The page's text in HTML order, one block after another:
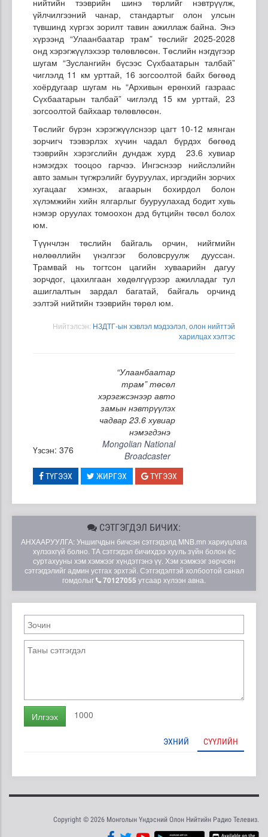
үйлчилгээний чанар, стандартыг олон улсын
түвшинд хүргэх зорилт тавин ажиллаж байна. Энэ
хүрээнд “Улаанбаатар трам” төслийг 2025-2028
онд хэрэгжүүлэхээр төлөвлөсөн. Төслийн нэгдүгээр
шугам “Зуслангийн бүсээс Сүхбаатарын талбай”
чиглэлд 11 км урттай, 16 зогсоолтой байх бөгөөд
хоёрдугаар шугам нь “Архивын ерөнхий газраас
Сүхбаатарын талбай” чиглэлд 15 км урттай, 23
зогсоолтой байхаар төлөвлөсөн.
Төслийг бүрэн хэрэгжүүлснээр цагт 10-12 мянган
зорчигч тээвэрлэх хүчин чадал бүрдэх бөгөөд
тээврийн хэрэгслийн дундаж хурд 23.6 хувиар
нэмэгдэх тооцоо гарчээ. Ингэснээр нийслэлийн
авто замын түгжрэлийг бууруулах, иргэдийн зорчих
хугацааг хэмнэх, агаарын бохирдол болон
хүлэмжийн хийн ялгарлыг бууруулахад бодит хувь
нэмэр оруулах томоохон дэд бүтцийн төсөл болох
юм.
Түүнчлэн төслийн байгаль орчин, нийгмийн
нөлөөллийн үнэлгээг боловсруулж дууссан.
Трамвай нь тогтсон цагийн хуваарийн дагуу
зорчдог, цахилгаан хөдөлгүүрээр ажилладаг тул
ашиглалтын зардал багатай, байгаль орчинд
ээлтэй нийтийн тээврийн төрөл юм.
Нийтэлсэн: НЗДТГ-ын хэвлэл мэдээлэл, олон нийттэй
харилцах хэлтэс
“Улаанбаатар
трам” төсөл
хэрэгжсэнээр авто
замын нэвтрүүлэх
чадвар 23.6 хувиар
нэмэгдэнэ
Үзсэн: 376
Mongolian National
Broadcaster
ТҮГЭЭХ ЖИРГЭХ ТҮГЭЭХ
СЭТГЭГДЭЛ БИЧИХ:
АНХААРУУЛГА: Уншигчдын бичсэн сэтгэгдэлд MNB.mn хариуцлага
хүлээхгүй болно. ТА сэтгэгдэл бичихдээ хууль зүйн болон ёс
суртахууны хэм хэмжээг хүндэтгэнэ үү. Хэм хэмжээг зөрчсөн
сэтгэгдэлийг админ устгах эрхтэй. Сэтгэгдэлтэй холбоотой санал
гомдолыг
70127055 утсаар хүлээн авна.
Илгээх 1000
ЭХНИЙ СҮҮЛИЙН
Copyright © 2026 Монголын Үндэсний Олон Нийтийн Радио Телевиз.